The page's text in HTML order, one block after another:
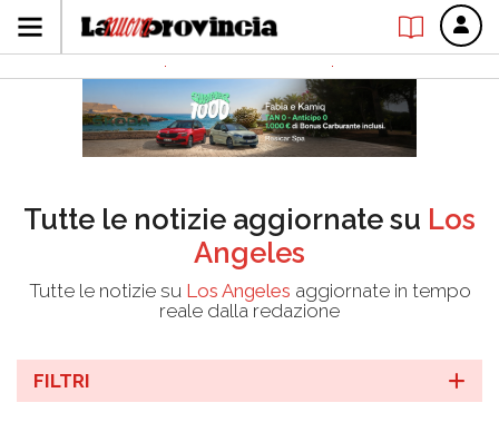
Tutte le notizie aggiornate su Los
Angeles
Tutte le notizie su Los Angeles aggiornate in tempo
reale dalla redazione
FILTRI